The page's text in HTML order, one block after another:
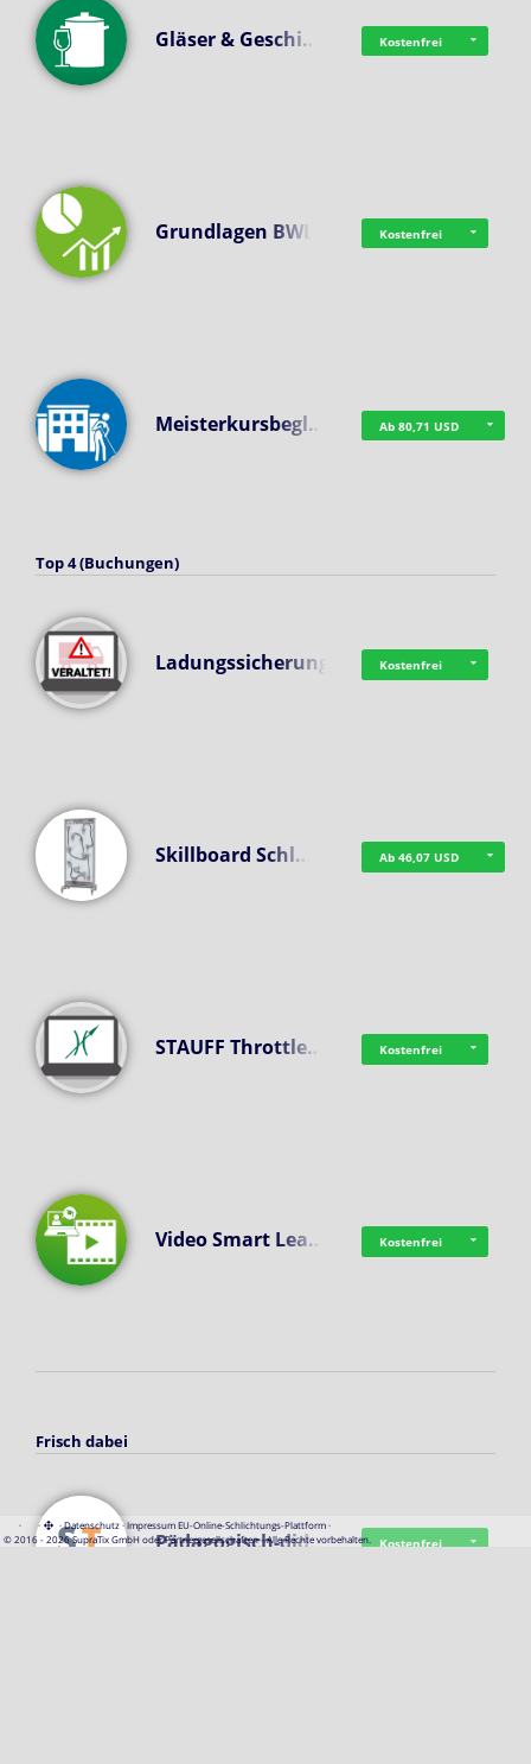
Gläser & Geschi… Kostenfrei
Grundlagen BWL Kostenfrei
Meisterkursbegl… Ab 80,71 USD
Top 4 (Buchungen)
Ladungssicherung Kostenfrei
Skillboard Schl… Ab 46,07 USD
STAUFF Throttle… Kostenfrei
Video Smart Lea… Kostenfrei
Frisch dabei
Pädagogisch-did… Kostenfrei
· · ·Datenschutz·Impressum EU-Online-Schlichtungs-Plattform·
© 2016 - 2026 SupraTix GmbH oder Partnergesellschaften - Alle Rechte vorbehalten.